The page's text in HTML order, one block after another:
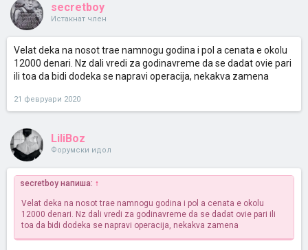
secretboy
Истакнат член
Velat deka na nosot trae namnogu godina i pol a cenata e okolu
12000 denari. Nz dali vredi za godinavreme da se dadat ovie pari
ili toa da bidi dodeka se napravi operacija, nekakva zamena
21 февруари 2020
LiliBoz
Форумски идол
secretboy напиша: ↑
Velat deka na nosot trae namnogu godina i pol a cenata e okolu
12000 denari. Nz dali vredi za godinavreme da se dadat ovie pari ili
toa da bidi dodeka se napravi operacija, nekakva zamena